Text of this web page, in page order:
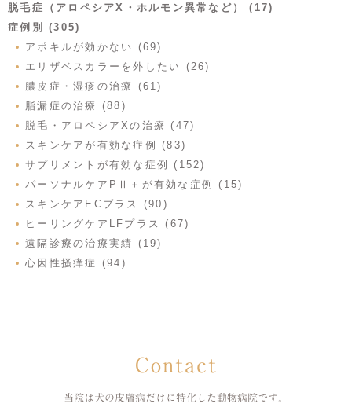
脱毛症（アロペシアX・ホルモン異常など） (17)
症例別 (305)
アポキルが効かない (69)
エリザベスカラーを外したい (26)
膿皮症・湿疹の治療 (61)
脂漏症の治療 (88)
脱毛・アロペシアXの治療 (47)
スキンケアが有効な症例 (83)
サプリメントが有効な症例 (152)
パーソナルケアPⅡ＋が有効な症例 (15)
スキンケアECプラス (90)
ヒーリングケアLFプラス (67)
遠隔診療の治療実績 (19)
心因性掻痒症 (94)
Contact
当院は犬の皮膚病だけに特化した 動物病院です。